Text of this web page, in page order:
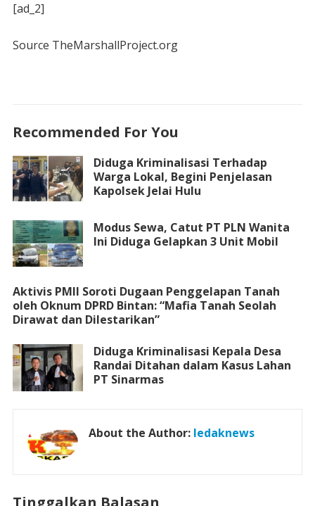
[ad_2]
Source TheMarshallProject.org
Recommended For You
Diduga Kriminalisasi Terhadap
Warga Lokal, Begini Penjelasan
Kapolsek Jelai Hulu
Modus Sewa, Catut PT PLN Wanita
Ini Diduga Gelapkan 3 Unit Mobil
Aktivis PMII Soroti Dugaan Penggelapan Tanah
oleh Oknum DPRD Bintan: “Mafia Tanah Seolah
Dirawat dan Dilestarikan”
Diduga Kriminalisasi Kepala Desa
Randai Ditahan dalam Kasus Lahan
PT Sinarmas
About the Author: ledaknews
Tinggalkan Balasan